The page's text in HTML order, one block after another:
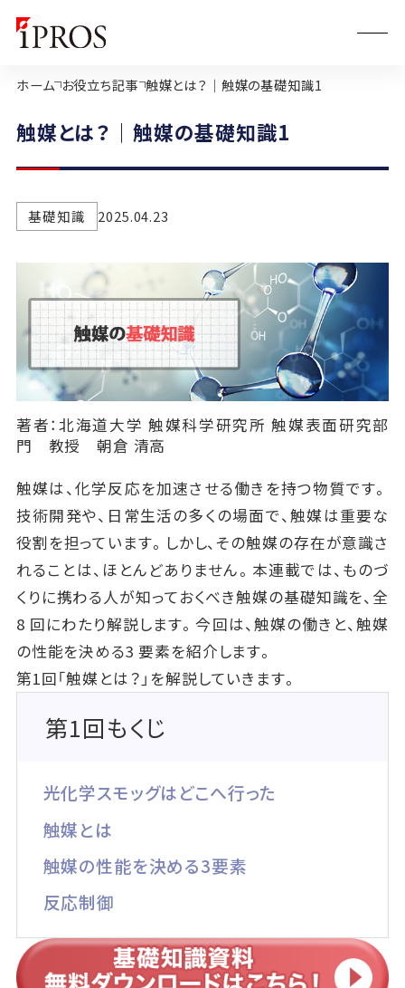
ホーム お役立ち記事 触媒とは？｜触媒の基礎知識1
触媒とは？｜触媒の基礎知識1
基礎知識 2025.04.23
著者：北海道大学 触媒科学研究所 触媒表面研究部
門 教授 朝倉 清高
触媒は、化学反応を加速させる働きを持つ物質です。
技術開発や、日常生活の多くの場面で、触媒は重要な
役割を担っています。しかし、その触媒の存在が意識さ
れることは、ほとんどありません。本連載では、ものづ
くりに携わる人が知っておくべき触媒の基礎知識を、全
8 回にわたり解説します。今回は、触媒の働きと、触媒
の性能を決める3 要素を紹介します。
第1回「触媒とは？」を解説していきます。
第1回もくじ
光化学スモッグはどこへ行った
触媒とは
触媒の性能を決める3要素
反応制御